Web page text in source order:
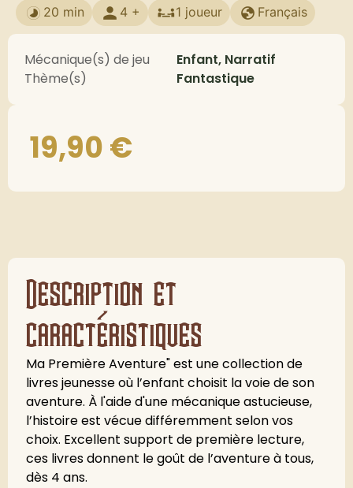
20 min 4 + 1 joueur Français
Mécanique(s) de jeu
Enfant, Narratif
Thème(s)
Fantastique
19,90€
Description et
caractéristiques
Ma Première Aventure" est une collection de
livres jeunesse où l’enfant choisit la voie de son
aventure. À l'aide d'une mécanique astucieuse,
l’histoire est vécue différemment selon vos
choix. Excellent support de première lecture,
ces livres donnent le goût de l’aventure à tous,
dès 4 ans.